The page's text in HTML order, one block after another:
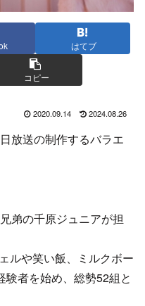
はてブ
コピー
2020.09.14 2024.08.26
放送の制作するバラエ
弟の千原ジュニアが担
ルや笑い飯、ミルクボー
験者を始め、総勢52組と